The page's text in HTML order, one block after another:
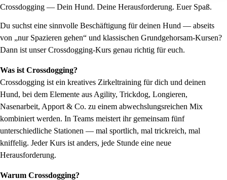
Crossdogging — Dein Hund. Deine Herausforderung. Euer Spaß.
Du suchst eine sinnvolle Beschäftigung für deinen Hund — abseits
von „nur Spazieren gehen“ und klassischen Grundgehorsam-Kursen?
Dann ist unser Crossdogging-Kurs genau richtig für euch.
Was ist Crossdogging?
Crossdogging ist ein kreatives Zirkeltraining für dich und deinen
Hund, bei dem Elemente aus Agility, Trickdog, Longieren,
Nasenarbeit, Apport & Co. zu einem abwechslungsreichen Mix
kombiniert werden. In Teams meistert ihr gemeinsam fünf
unterschiedliche Stationen — mal sportlich, mal trickreich, mal
kniffelig. Jeder Kurs ist anders, jede Stunde eine neue
Herausforderung.
Warum Crossdogging?